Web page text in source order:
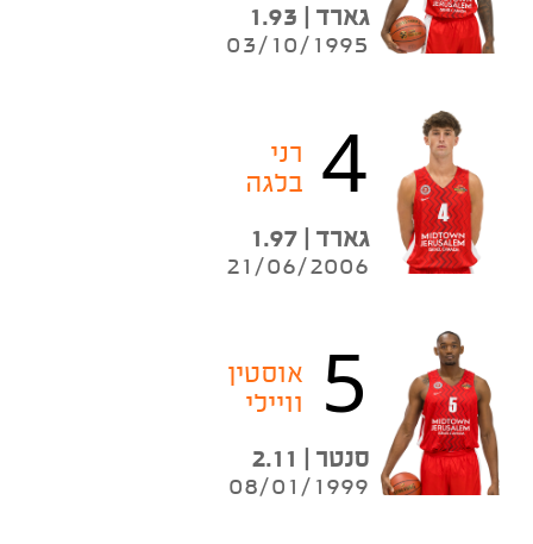
גארד | 1.93
03/10/1995
4
רני
בלגה
גארד | 1.97
21/06/2006
5
אוסטין
וויילי
סנטר | 2.11
08/01/1999